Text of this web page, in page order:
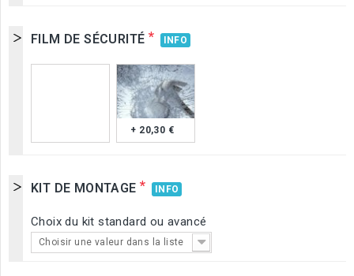
FILM DE SÉCURITÉ * INFO
+ 20,30 €
KIT DE MONTAGE * INFO
Choix du kit standard ou avancé
Choisir une valeur dans la liste